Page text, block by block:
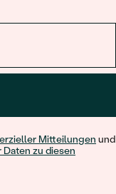
Mitteilungen und
zu diesen